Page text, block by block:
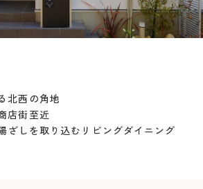
北西の角地
店街至近
ざしを取り込むリビングダイニング